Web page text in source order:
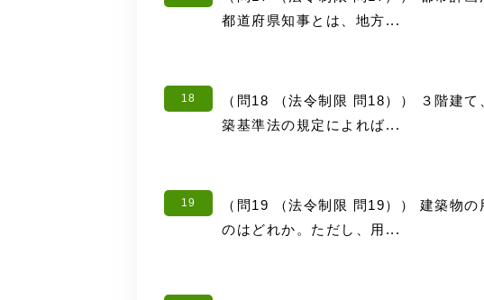
都道府県知事とは、地方...
18
（問18 （法令制限 問18）） ３階建
築基準法の規定によれば...
19
（問19 （法令制限 問19）） 建築物
のはどれか。ただし、用...